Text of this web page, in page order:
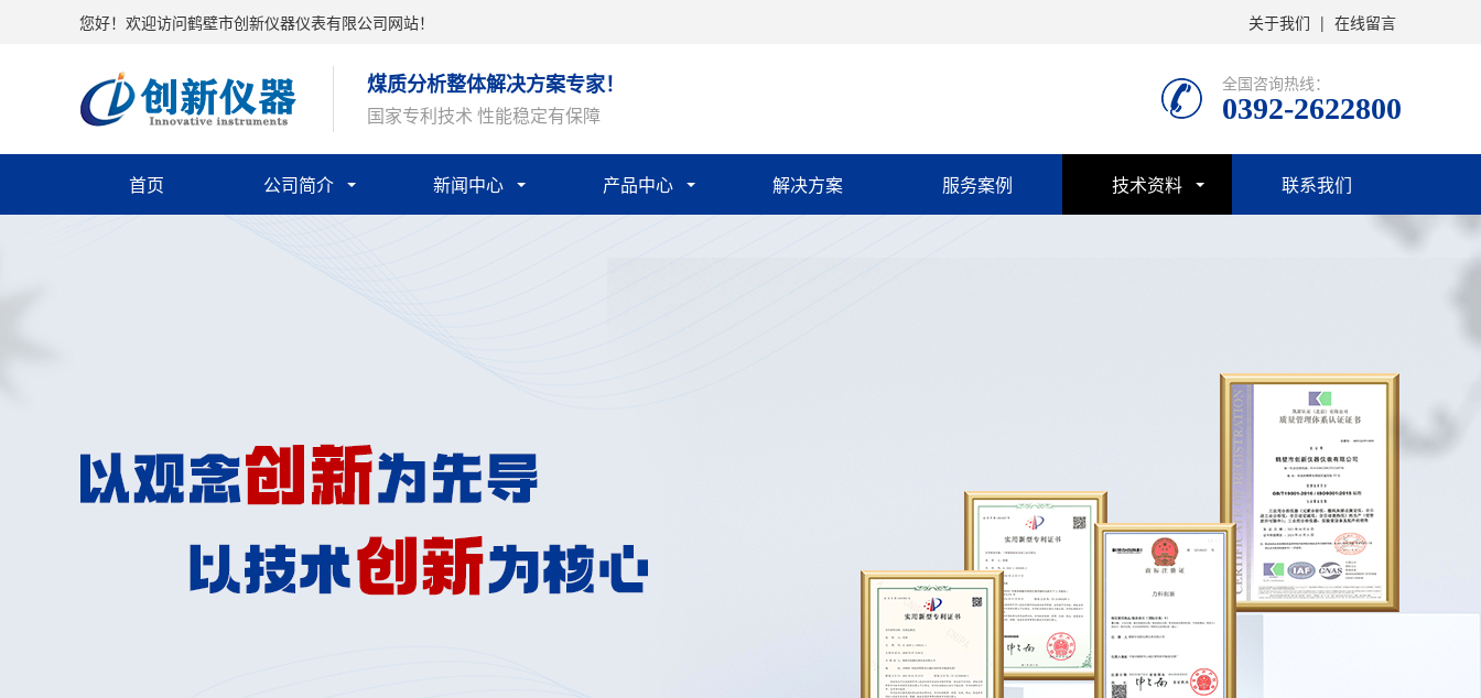
您好！欢迎访问鹤壁市创新仪器仪表有限公司网站！ 关于我们 | 在线留言
煤质分析整体解决方案专家！
国家专利技术 性能稳定有保障
全国咨询热线：
0392-2622800
首页 公司简介 新闻中心 产品中心 解决方案 服务案例 技术资料 联系我们